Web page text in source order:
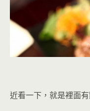
近看一下，就是裡面